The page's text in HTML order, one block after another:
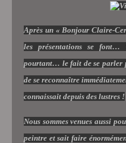
Après un « Bonjour Claire-
les présentations se font…
pourtant… le fait de se parler
de se reconnaître
connaissait depuis des lustres !
Nous sommes venues aussi
peintre et sait faire